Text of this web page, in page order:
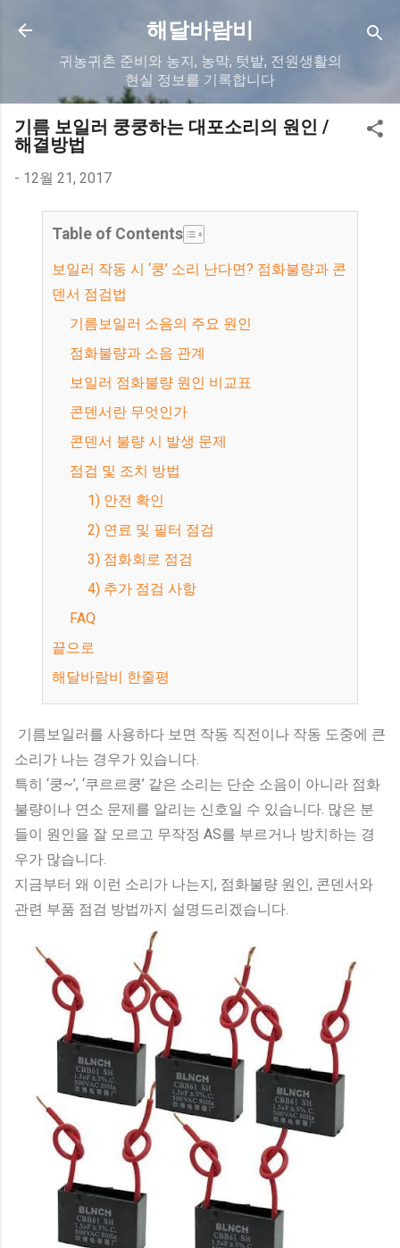
기본 콘텐츠로 건너뛰기
해달바람비
귀농귀촌 준비와 농지, 농막, 텃밭, 전원생활의
현실 정보를 기록합니다
기름 보일러 쿵쿵하는 대포소리의 원인 /
해결방법
- 12월 21, 2017
Table of Contents
보일러 작동 시 ‘쿵’ 소리 난다면? 점화불량과 콘
덴서 점검법
기름보일러 소음의 주요 원인
점화불량과 소음 관계
보일러 점화불량 원인 비교표
콘덴서란 무엇인가
콘덴서 불량 시 발생 문제
점검 및 조치 방법
1) 안전 확인
2) 연료 및 필터 점검
3) 점화회로 점검
4) 추가 점검 사항
FAQ
끝으로
해달바람비 한줄평
기름보일러를 사용하다 보면 작동 직전이나 작동 도중에 큰
소리가 나는 경우가 있습니다.
특히 ‘쿵~’, ‘쿠르르쿵’ 같은 소리는 단순 소음이 아니라 점화
불량이나 연소 문제를 알리는 신호일 수 있습니다. 많은 분
들이 원인을 잘 모르고 무작정 AS를 부르거나 방치하는 경
우가 많습니다.
지금부터 왜 이런 소리가 나는지, 점화불량 원인, 콘덴서와
관련 부품 점검 방법까지 설명드리겠습니다.